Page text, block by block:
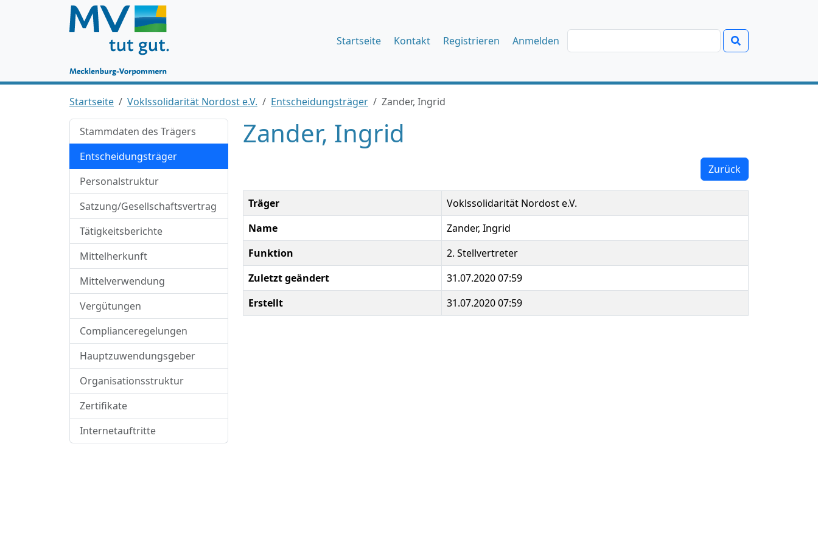
Startseite Kontakt Registrieren Anmelden
Startseite Voklssolidarität Nordost e.V. Entscheidungsträger Zander, Ingrid
Stammdaten des Trägers
Entscheidungsträger
Personalstruktur
Satzung/Gesellschaftsvertrag
Tätigkeitsberichte
Mittelherkunft
Mittelverwendung
Vergütungen
Complianceregelungen
Hauptzuwendungsgeber
Organisationsstruktur
Zertifikate
Internetauftritte
Zander, Ingrid
Zurück
Träger
Voklssolidarität Nordost e.V.
Name
Zander, Ingrid
Funktion
2. Stellvertreter
Zuletzt geändert
31.07.2020 07:59
Erstellt
31.07.2020 07:59